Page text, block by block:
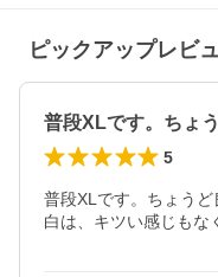
ピックアップレビ
5
普段XLです。ちょうど
白は、キツい感じもな